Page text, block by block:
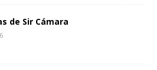
de Sir Cámara